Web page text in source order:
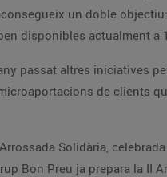
un doble
disponibles actualment a
passat altres iniciatives
de clients
Solidària,
Bon Preu ja prepara la II